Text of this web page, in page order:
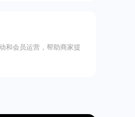
和会员运营，帮助商家提